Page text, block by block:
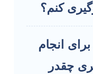
کنم؟
انجام
چقدر